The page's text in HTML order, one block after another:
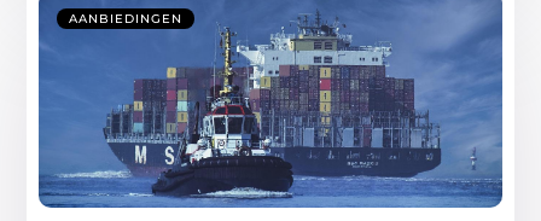
AANBIEDINGEN